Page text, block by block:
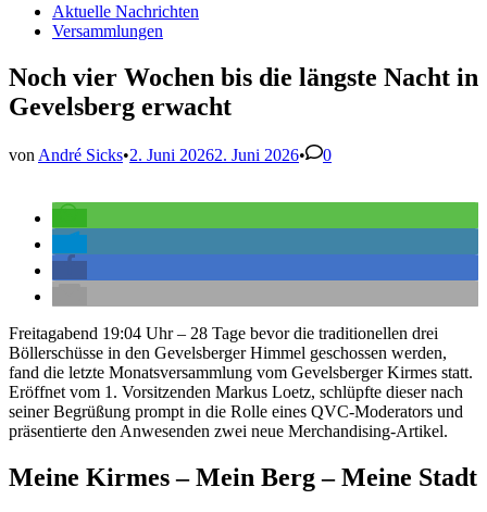
Veröffentlicht
Aktuelle Nachrichten
Versammlungen
Noch vier Wochen bis die längste Nacht in
Gevelsberg erwacht
von André Sicks•2. Juni 20262. Juni 2026• 0
Freitagabend 19:04 Uhr – 28 Tage bevor die traditionellen drei
Böllerschüsse in den Gevelsberger Himmel geschossen werden,
fand die letzte Monatsversammlung vom Gevelsberger Kirmes statt.
Eröffnet vom 1. Vorsitzenden Markus Loetz, schlüpfte dieser nach
seiner Begrüßung prompt in die Rolle eines QVC-Moderators und
präsentierte den Anwesenden zwei neue Merchandising-Artikel.
Meine Kirmes – Mein Berg – Meine Stadt